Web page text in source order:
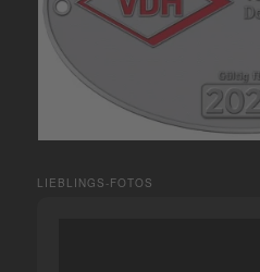
LIEBLINGS-FOTOS